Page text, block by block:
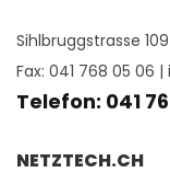
Sihlbruggstrasse
Fax: 041 768 05 06 |
Telefon: 041
NETZTECH.CH